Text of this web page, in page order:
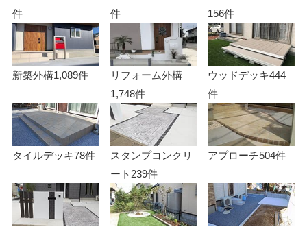
件
件
156件
新築外構1,089件
リフォーム外構
1,748件
ウッドデッキ444
件
タイルデッキ78件
スタンプコンクリ
ート 239件
アプローチ504件